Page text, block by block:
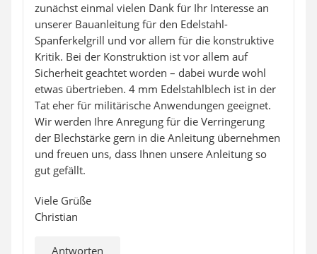
zunächst einmal vielen Dank für Ihr Interesse an
unserer Bauanleitung für den Edelstahl-
Spanferkelgrill und vor allem für die konstruktive
Kritik. Bei der Konstruktion ist vor allem auf
Sicherheit geachtet worden – dabei wurde wohl
etwas übertrieben. 4 mm Edelstahlblech ist in der
Tat eher für militärische Anwendungen geeignet.
Wir werden Ihre Anregung für die Verringerung
der Blechstärke gern in die Anleitung übernehmen
und freuen uns, dass Ihnen unsere Anleitung so
gut gefällt.
Viele Grüße
Christian
Antworten